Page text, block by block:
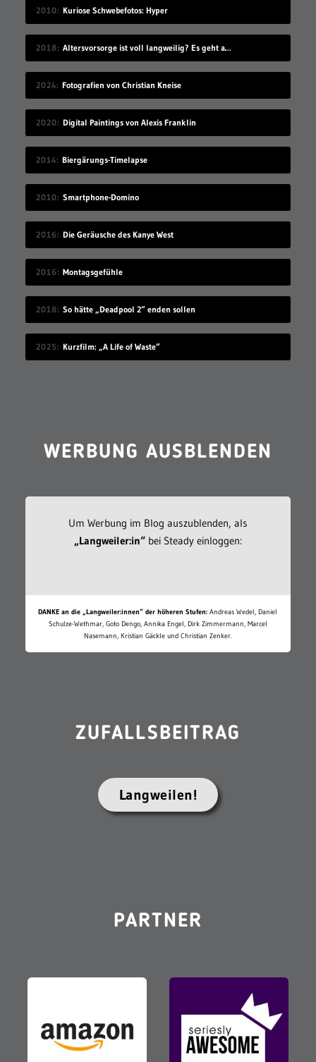
2010 Kuriose Schwebefotos: Hyper
2018 Altersvorsorge ist voll langweilig? Es geht auch modern!
2024 Fotografien von Christian Kneise
2020 Digital Paintings von Alexis Franklin
2014 Biergärungs-Timelapse
2010 Smartphone-Domino
2016 Die Geräusche des Kanye West
2016 Montagsgefühle
2018 So hätte „Deadpool 2“ enden sollen
2025 Kurzfilm: „A Life of Waste“
WERBUNG AUSBLENDEN
Um Werbung im Blog auszublenden, als
„Langweiler:in“bei Steady einloggen:
DANKE an die „Langweiler:innen“ der höheren Stufen: Andreas Wedel, Daniel
Schulze-Wethmar, Goto Dengo, Annika Engel, Dirk Zimmermann, Marcel
Nasemann, Kristian Gäckle und Christian Zenker.
ZUFALLSBEITRAG
Langweilen!
PARTNER